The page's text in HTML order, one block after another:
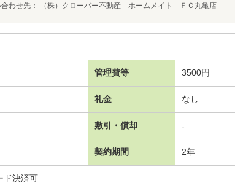
わせ先 （株）クローバー不動産 ホームメイト ＦＣ丸亀店
管理費等 3500円
礼金 なし
敷引・償却 -
契約期間 2年
ド決済可